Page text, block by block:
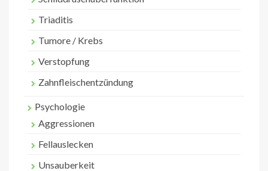
Triaditis
Tumore / Krebs
Verstopfung
Zahnfleischentzündung
Psychologie
Aggressionen
Fellauslecken
Unsauberkeit